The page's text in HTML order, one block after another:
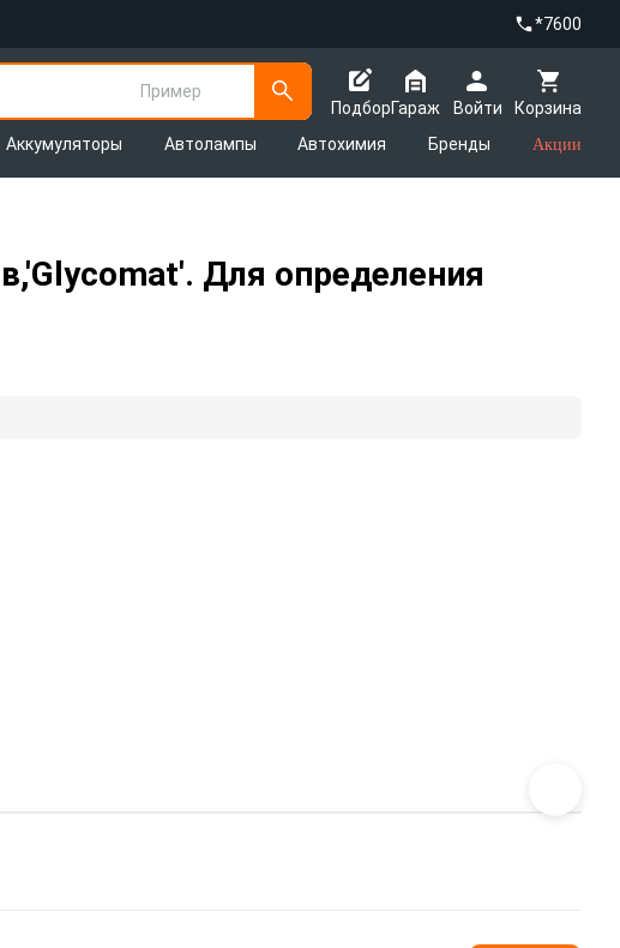
*7600
Пример
Подбор
Корзина
Гараж
Войти
Аккумуляторы Автолампы Автохимия Бренды Акции
Для определения